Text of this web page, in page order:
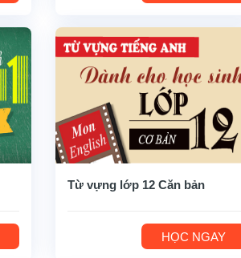
Từ vựng lớp 12 Căn bản
HỌC NGAY